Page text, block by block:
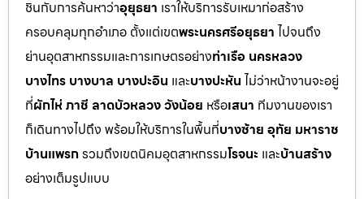
ชินกับการค้นหาว่าอุยุธยา เราให้บริการรับเหมาก่อสร้าง
ครอบคลุมทุกอำเภอ ตั้งแต่เขตพระนครศรีอยุธยา ไปจนถึง
ย่านอุตสาหกรรมและการเกษตรอย่างท่าเรือ นครหลวง
บางไทร บางบาล บางปะอิน และบางปะหัน ไม่ว่าหน้างานจะอยู่
ที่ผักไห่ ภาชี ลาดบัวหลวง วังน้อย หรือเสนา ทีมงานของเรา
ก็เดินทางไปถึง พร้อมให้บริการในพื้นที่บางซ้าย อุทัย มหาราช
บ้านแพรกรวมถึงเขตนิคมอุตสาหกรรมโรจนะ และบ้านสร้าง
อย่างเต็มรูปแบบ